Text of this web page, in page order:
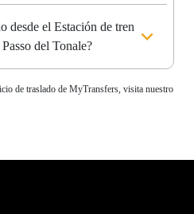
desde el Estación de tren
del Tonale?
de traslado de MyTransfers, visita nuestro